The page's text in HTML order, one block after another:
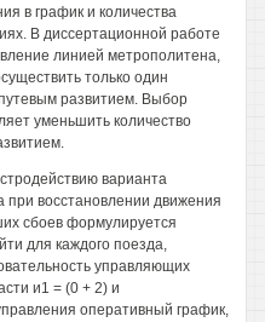
в график и количества
В диссертационной работе
линией метрополитена,
только один
развитием. Выбор
уменьшить количество
варианта
восстановлении движения
сбоев формулируется
для каждого поезда,
управляющих
и1 = (0 + 2) и
оперативный график,